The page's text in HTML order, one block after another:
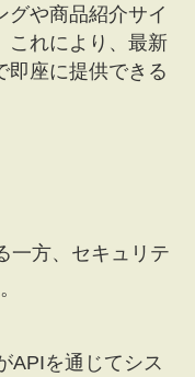
グや商品紹介サイ
これにより、最新
即座に提供できる
一方、セキュリテ
APIを通じてシス